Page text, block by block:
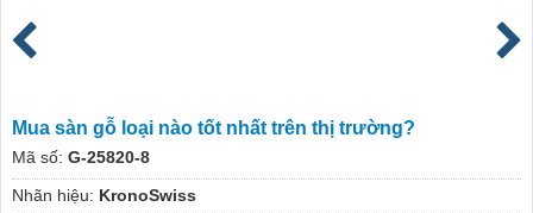
Mua sàn gỗ loại nào tốt nhất trên thị trường?
Mã số: G-25820-8
Nhãn hiệu: KronoSwiss